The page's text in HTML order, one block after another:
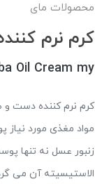
محصولات مای
کرم نرم
Oil Cream my
کرم نرم کننده دست و
زنبور عسل نه تنها
الاستیسیته آن می